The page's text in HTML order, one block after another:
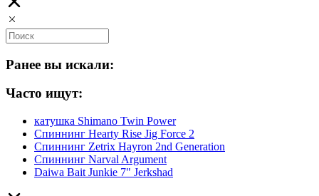
Ранее вы искали:
Часто ищут:
катушка Shimano Twin Power
Спиннинг Hearty Rise Jig Force 2
Спиннинг Zetrix Hayron 2nd Generation
Спиннинг Narval Argument
Daiwa Bait Junkie 7" Jerkshad